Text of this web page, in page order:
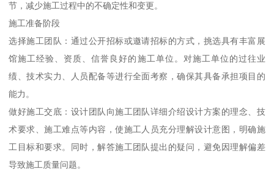
节，减少施工过程中的不确定性和变更。
施工准备阶段
选择施工团队：通过公开招标或邀请招标的方式，挑选具有丰富展
馆施工经验、资质、信誉良好的施工单位。对施工单位的过往业
绩、技术实力、人员配备等进行全面考察，确保其具备承担项目的
能力。
做好施工交底：设计团队向施工团队详细介绍设计方案的理念、技
术要求、施工难点等内容，使施工人员充分理解设计意图，明确施
工目标和要求。同时，解答施工团队提出的疑问，避免因理解偏差
导致施工质量问题。